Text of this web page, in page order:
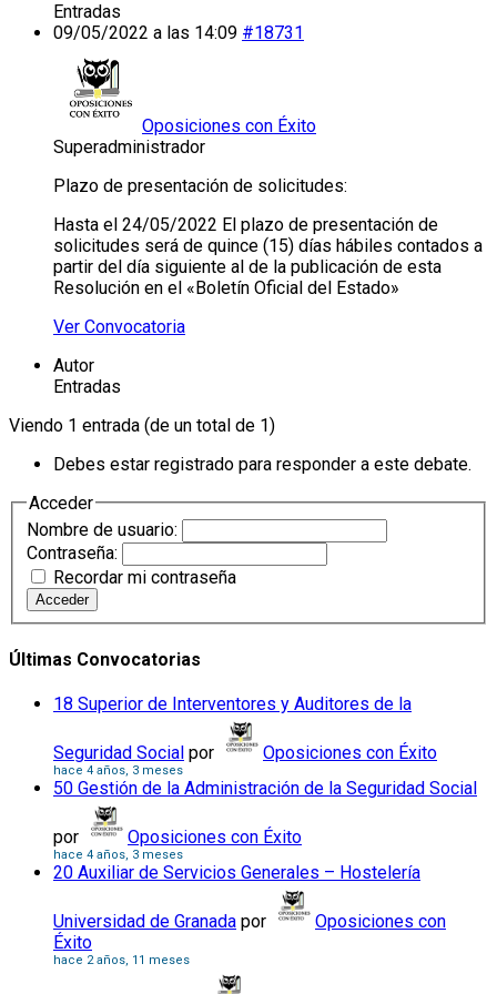
Entradas
09/05/2022 a las 14:09 #18731
Oposiciones con Éxito
Superadministrador
Plazo de presentación de solicitudes:
Hasta el 24/05/2022 El plazo de presentación de
solicitudes será de quince (15) días hábiles contados a
partir del día siguiente al de la publicación de esta
Resolución en el «Boletín Oficial del Estado»
Ver Convocatoria
Autor
Entradas
Viendo 1 entrada (de un total de 1)
Debes estar registrado para responder a este debate.
Acceder
Nombre de usuario:
Contraseña:
Recordar mi contraseña
Acceder
Últimas Convocatorias
18 Superior de Interventores y Auditores de la
Seguridad Social por Oposiciones con Éxito
hace 4 años, 3 meses
50 Gestión de la Administración de la Seguridad Social
por Oposiciones con Éxito
hace 4 años, 3 meses
20 Auxiliar de Servicios Generales – Hostelería
Universidad de Granada por
Oposiciones con
Éxito
hace 2 años, 11 meses